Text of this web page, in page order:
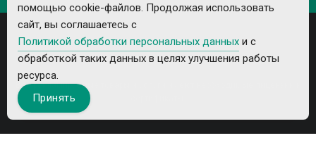
Все рекламируемые товары и услуги имеют необходимые лицензии и
помощью cookie-файлов. Продолжая использовать
сайт, вы соглашаетесь с
Политикой обработки персональных данных и с
обработкой таких данных в целях улучшения работы
ресурса.
Принять